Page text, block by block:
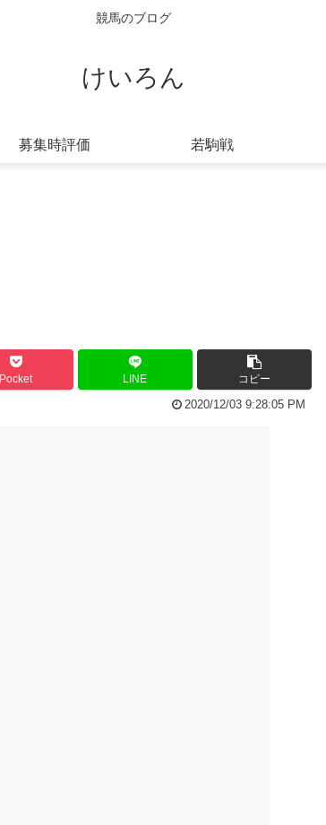
競馬のブログ
けいろん
募集時評価 若駒戦
Pocket LINE コピー
2020/12/03 9:28:05 PM